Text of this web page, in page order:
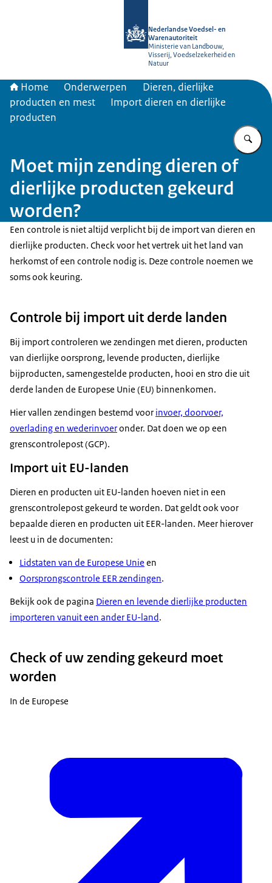
Nederlandse Voedsel- en
Warenautoriteit
Ministerie van Landbouw,
Visserij, Voedselzekerheid en
Natuur
Home Onderwerpen
Dieren, dierlijke
producten en mest
Import dieren en dierlijke
producten
Moet mijn zending dieren of
dierlijke producten gekeurd
worden?
Een controle is niet altijd verplicht bij de import van dieren en
dierlijke producten. Check voor het vertrek uit het land van
herkomst of een controle nodig is. Deze controle noemen we
soms ook keuring.
Controle bij import uit derde landen
Bij import controleren we zendingen met dieren, producten
van dierlijke oorsprong, levende producten, dierlijke
bijproducten, samengestelde producten, hooi en stro die uit
derde landen de Europese Unie (EU) binnenkomen.
Hier vallen zendingen bestemd voor invoer, doorvoer,
overlading en wederinvoeronder. Dat doen we op een
grenscontrolepost (GCP).
Import uit EU-landen
Dieren en producten uit EU-landen hoeven niet in een
grenscontrolepost gekeurd te worden. Dat geldt ook voor
bepaalde dieren en producten uit EER-landen. Meer hierover
leest u in de documenten:
Lidstaten van de Europese Unie en
Oorsprongscontrole EER zendingen.
Bekijk ook de pagina Dieren en levende dierlijke producten
importeren vanuit een ander EU-land.
Check of uw zending gekeurd moet
worden
In de Europese